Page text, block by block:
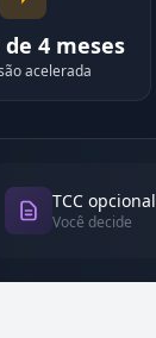
4 meses
acelerada
TCC opcional
Você decide